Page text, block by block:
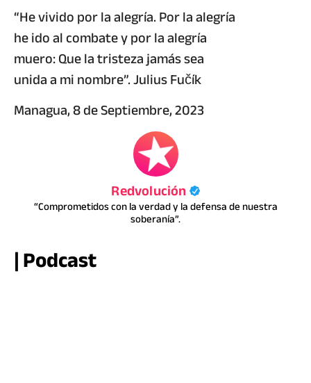
“He vivido por la alegría. Por la alegría
he ido al combate y por la alegría
muero: Que la tristeza jamás sea
unida a mi nombre”. Julius Fučík
Managua, 8 de Septiembre, 2023
Redvolución
“Comprometidos con la verdad y la defensa de nuestra
soberanía”.
| Podcast